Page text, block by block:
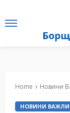
Home Новини
НОВИНИ